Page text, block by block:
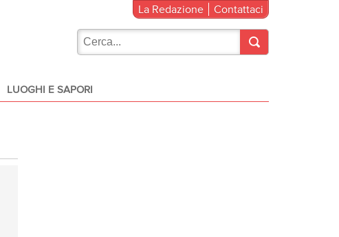
La Redazione Contattaci
LUOGHI E SAPORI